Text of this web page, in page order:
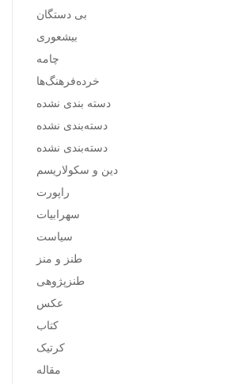
بی دستگان
بیشعوری
چامه
خرده‌فرهنگ‌ها
دسته بندی نشده
دسته‌بندی نشده
دسته‌بندی نشده
دین و سکولاریسم
راپورت
سهرابیات
سیاست
طنز و منز
طنزپژوهی
عکس
کتاب
کرتیک
مقاله